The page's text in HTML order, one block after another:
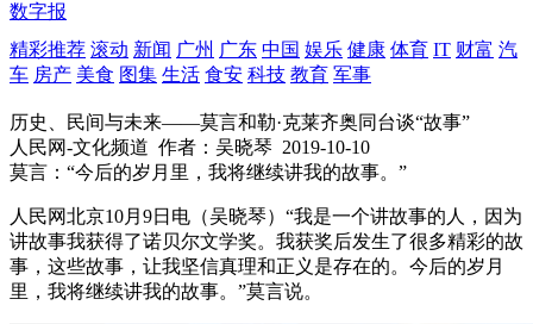
数字报
精彩推荐 滚动 新闻 广州 广东 中国 娱乐 健康 体育 IT 财富 汽
车 房产 美食 图集 生活 食安 科技 教育 军事
历史、民间与未来——莫言和勒·克莱齐奥同台谈“故事”
人民网-文化频道 作者：吴晓琴 2019-10-10
莫言：“今后的岁月里，我将继续讲我的故事。”
人民网北京10月9日电（吴晓琴）“我是一个讲故事的人，因为
讲故事我获得了诺贝尔文学奖。我获奖后发生了很多精彩的故
事，这些故事，让我坚信真理和正义是存在的。今后的岁月
里，我将继续讲我的故事。”莫言说。